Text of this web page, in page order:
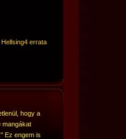
errata
hogy a
mangákat
Ez engem is